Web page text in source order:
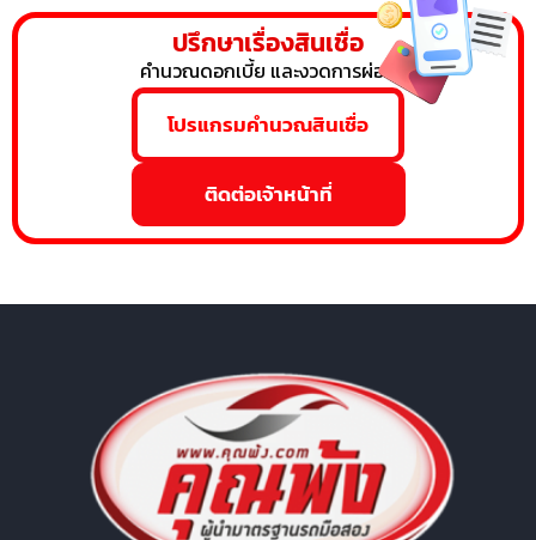
ปรึกษาเรื่องสินเชื่อ
คำนวณดอกเบี้ย และงวดการผ่อน
โปรแกรมคำนวณสินเชื่อ
ติดต่อเจ้าหน้าที่